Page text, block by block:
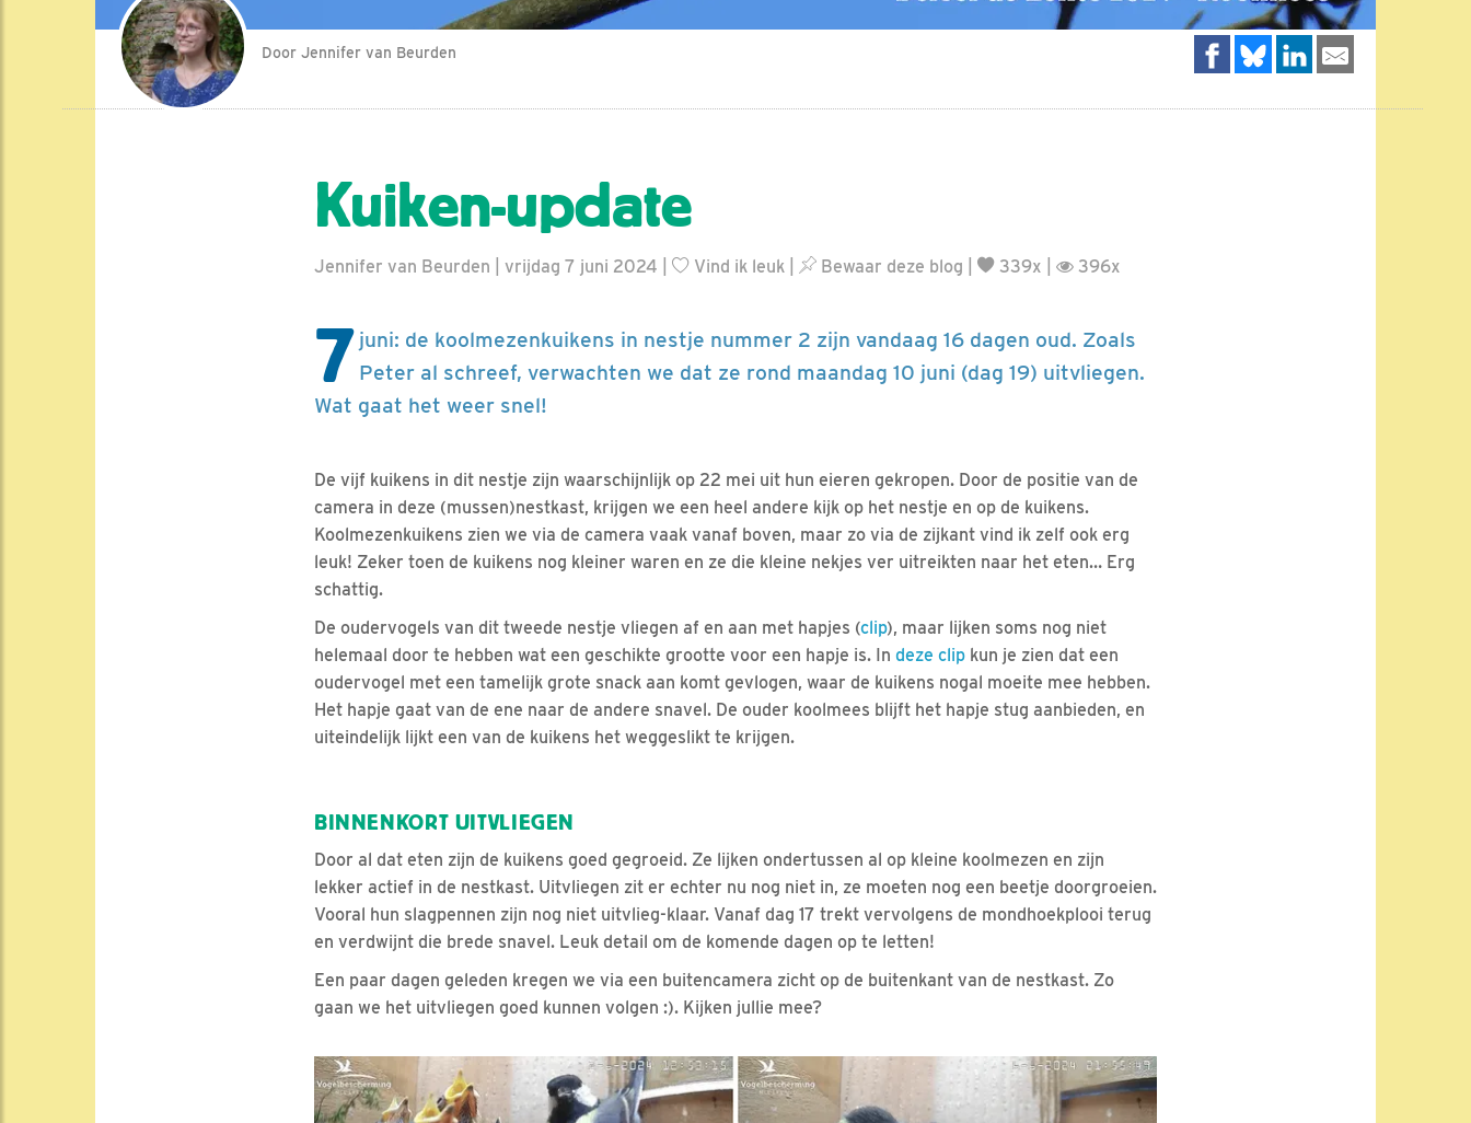
Door Jennifer van Beurden
Kuiken-update
Jennifer van Beurden | vrijdag 7 juni 2024 | Vind ik leuk Bewaar deze blog 339x | 396x
7 juni: de koolmezenkuikens in nestje nummer 2 zijn vandaag 16 dagen oud. Zoals
Peter al schreef, verwachten we dat ze rond maandag 10 juni (dag 19) uitvliegen.
Wat gaat het weer snel!
De vijf kuikens in dit nestje zijn waarschijnlijk op 22 mei uit hun eieren gekropen. Door de positie van de
camera in deze (mussen)nestkast, krijgen we een heel andere kijk op het nestje en op de kuikens.
Koolmezenkuikens zien we via de camera vaak vanaf boven, maar zo via de zijkant vind ik zelf ook erg
leuk! Zeker toen de kuikens nog kleiner waren en ze die kleine nekjes ver uitreikten naar het eten… Erg
schattig.
De oudervogels van dit tweede nestje vliegen af en aan met hapjes (clip), maar lijken soms nog niet
helemaal door te hebben wat een geschikte grootte voor een hapje is. In deze clip kun je zien dat een
oudervogel met een tamelijk grote snack aan komt gevlogen, waar de kuikens nogal moeite mee hebben.
Het hapje gaat van de ene naar de andere snavel. De ouder koolmees blijft het hapje stug aanbieden, en
uiteindelijk lijkt een van de kuikens het weggeslikt te krijgen.
BINNENKORT UITVLIEGEN
Door al dat eten zijn de kuikens goed gegroeid. Ze lijken ondertussen al op kleine koolmezen en zijn
lekker actief in de nestkast. Uitvliegen zit er echter nu nog niet in, ze moeten nog een beetje doorgroeien.
Vooral hun slagpennen zijn nog niet uitvlieg-klaar. Vanaf dag 17 trekt vervolgens de mondhoekplooi terug
en verdwijnt die brede snavel. Leuk detail om de komende dagen op te letten!
Een paar dagen geleden kregen we via een buitencamera zicht op de buitenkant van de nestkast. Zo
gaan we het uitvliegen goed kunnen volgen :). Kijken jullie mee?